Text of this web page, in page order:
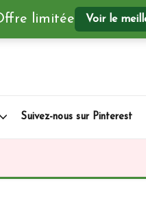
Suivez-nous sur Pinterest
limitée Voir le